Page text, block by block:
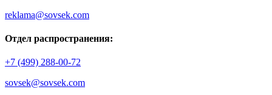
reklama@sovsek.com
Отдел распространения:
+7 (499) 288-00-72
sovsek@sovsek.com